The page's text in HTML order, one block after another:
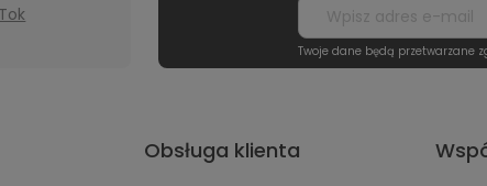
Twoje dane będą przetwarzane
Obsługa klienta